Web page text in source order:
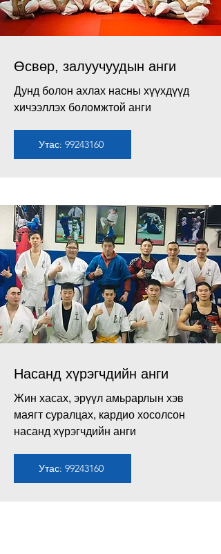
Өсвөр, залуучуудын анги
Дунд болон ахлах насны хүүхдүүд
хичээллэх боломжтой анги
Утас: 99243160
Насанд хүрэгчдийн анги
Жин хасах, эрүүл амьрарлын хэв
маягт суралцах, кардио хосолсон
насанд хүрэгчдийн анги
Утас: 99243160